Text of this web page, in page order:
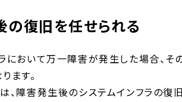
の復旧を任せられる
において万一障害が発生した場合、
ます。
、障害発生後のシステムインフラの復